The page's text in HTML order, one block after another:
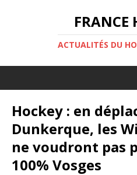
FRANCE
ACTUALITÉS DU
Hockey : en
Dunkerque, les
ne voudront pas
100% Vosges